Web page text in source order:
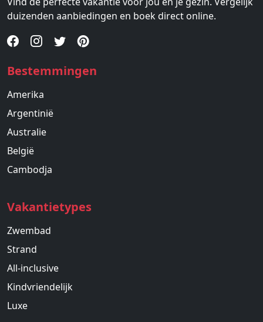
duizenden aanbiedingen en boek direct online.
Bestemmingen
Amerika
Argentinië
Australie
België
Cambodja
Vakantietypes
Zwembad
Strand
All-inclusive
Kindvriendelijk
Luxe